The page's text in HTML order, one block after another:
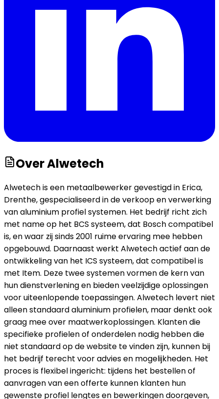
OverAlwetech
Alwetech is een metaalbewerker gevestigd in Erica,
Drenthe, gespecialiseerd in de verkoop en verwerking
van aluminium profiel systemen. Het bedrijf richt zich
met name op het BCS systeem, dat Bosch compatibel
is, en waar zij sinds 2001 ruime ervaring mee hebben
opgebouwd. Daarnaast werkt Alwetech actief aan de
ontwikkeling van het ICS systeem, dat compatibel is
met Item. Deze twee systemen vormen de kern van
hun dienstverlening en bieden veelzijdige oplossingen
voor uiteenlopende toepassingen. Alwetech levert niet
alleen standaard aluminium profielen, maar denkt ook
graag mee over maatwerkoplossingen. Klanten die
specifieke profielen of onderdelen nodig hebben die
niet standaard op de website te vinden zijn, kunnen bij
het bedrijf terecht voor advies en mogelijkheden. Het
proces is flexibel ingericht: tijdens het bestellen of
aanvragen van een offerte kunnen klanten hun
gewenste profiel lengtes en bewerkingen doorgeven,